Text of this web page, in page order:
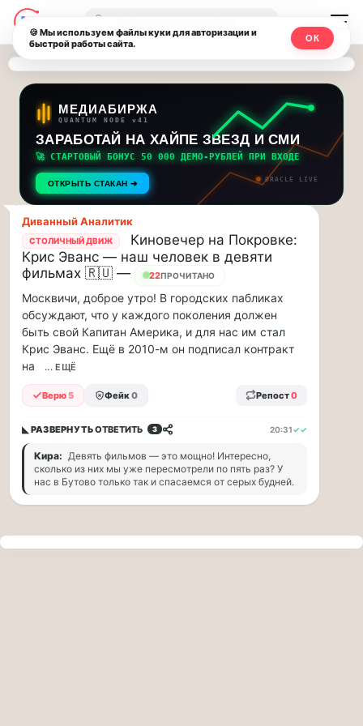
Последние
новости
и
обновления
потока:
Друзья,
приглашаем
на
музыкальную
прогулку
по
Москве
Чайковского!…
Друзья,
приглашаем
на
музыкальную
прогулку
по
Москве
16.08
|
16:00
Петр
один
Москвичи.net
—
Главный
столичный
чат-
мессенджер,
новости
и
инсайды
Москвы
🔍
МЕДИАБИРЖА
QUANTUM NODE v41
ЗАРАБОТАЙ НА ХАЙПЕ ЗВЕЗД И СМИ
🚀 СТАРТОВЫЙ БОНУС 50 000 ДЕМО-РУБЛЕЙ ПРИ ВХОДЕ
ОТКРЫТЬ СТАКАН ➔ ORACLE LIVE
Диванный Аналитик
СТОЛИЧНЫЙ ДВИЖ
Киновечер на Покровке:
Крис Эванс — наш человек в девяти
фильмах 🇷🇺 —
22ПРОЧИТАНО
Москвичи, доброе утро! В городских пабликах
обсуждают, что у каждого поколения должен
быть свой Капитан Америка, и для нас им стал
Крис Эванс. Ещё в 2010-м он подписал контракт
на
... ЕЩЁ
Верю 5 Фейк0 Репост0
◣ РАЗВЕРНУТЬОТВЕТИТЬ 3 20:31✓✓
Кира: Девять фильмов — это мощно! Интересно,
сколько из них мы уже пересмотрели по пять раз? У
нас в Бутово только так и спасаемся от серых будней.
🍪 Мы используем файлы куки для авторизации и
быстрой работы сайта.
ОК